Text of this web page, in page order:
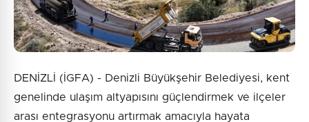
DENİZLİ (İGFA) - Denizli Büyükşehir Belediyesi, kent
genelinde ulaşım altyapısını güçlendirmek ve ilçeler
arası entegrasyonu artırmak amacıyla hayata